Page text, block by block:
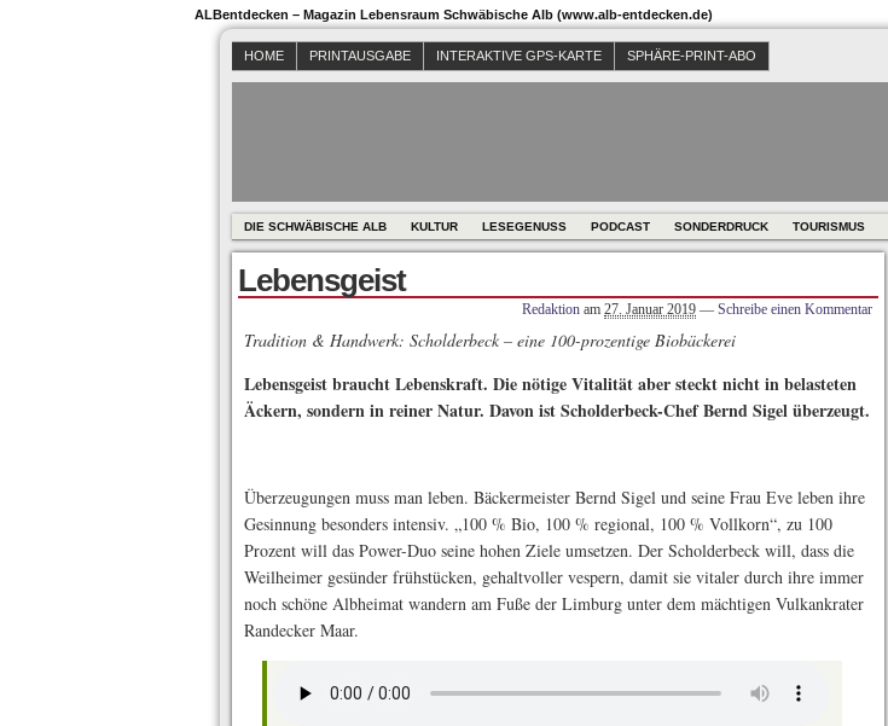
ALBentdecken – Magazin Lebensraum Schwäbische Alb (www.alb-entdecken.de)
HOME PRINTAUSGABE INTERAKTIVE GPS-KARTE SPHÄRE-PRINT-ABO
DIE SCHWÄBISCHE ALB KULTUR LESEGENUSS PODCAST SONDERDRUCK TOURISMUS
Lebensgeist
Redaktion am 27. Januar 2019 — Schreibe einen Kommentar
Tradition & Handwerk: Scholderbeck – eine 100-prozentige Biobäckerei
Lebensgeist braucht Lebenskraft. Die nötige Vitalität aber steckt nicht in belasteten
Äckern, sondern in reiner Natur. Davon ist Scholderbeck-Chef Bernd Sigel überzeugt.
Überzeugungen muss man leben. Bäckermeister Bernd Sigel und seine Frau Eve leben ihre
Gesinnung besonders intensiv. „100 % Bio, 100 % regional, 100 % Vollkorn“, zu 100
Prozent will das Power-Duo seine hohen Ziele umsetzen. Der Scholderbeck will, dass die
Weilheimer gesünder frühstücken, gehaltvoller vespern, damit sie vitaler durch ihre immer
noch schöne Albheimat wandern am Fuße der Limburg unter dem mächtigen Vulkankrater
Randecker Maar.